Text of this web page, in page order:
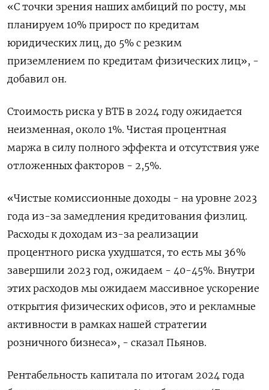
«С точки зрения наших амбиций по росту, мы
планируем 10% прирост по кредитам
юридических лиц, до 5% с резким
приземлением по кредитам физических лиц», -
добавил он.
Стоимость риска у ВТБ в 2024 году ожидается
неизменная, около 1%. Чистая процентная
маржа в силу полного эффекта и отсутствия уже
отложенных факторов - 2,5%.
«Чистые комиссионные доходы - на уровне 2023
года из-за замедления кредитования физлиц.
Расходы к доходам из-за реализации
процентного риска ухудшатся, то есть мы 36%
завершили 2023 год, ожидаем - 40-45%. Внутри
этих расходов мы ожидаем массивное ускорение
открытия физических офисов, это и рекламные
активности в рамках нашей стратегии
розничного бизнеса», - сказал Пьянов.
Рентабельность капитала по итогам 2024 года